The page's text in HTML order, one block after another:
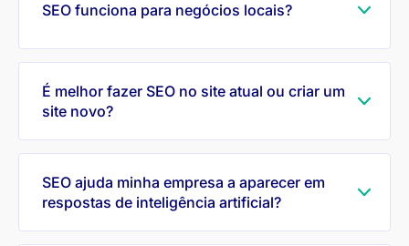
SEO funciona para negócios locais?
É melhor fazer SEO no site atual ou criar um
site novo?
SEO ajuda minha empresa a aparecer em
respostas de inteligência artificial?